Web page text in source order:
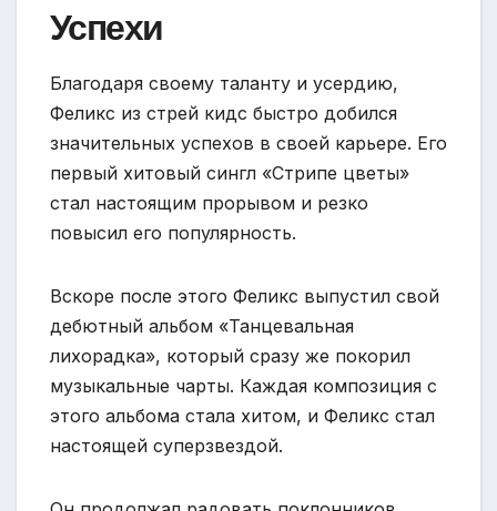
Успехи
Благодаря своему таланту и усердию,
Феликс из стрей кидс быстро добился
значительных успехов в своей карьере. Его
первый хитовый сингл «Стрипе цветы»
стал настоящим прорывом и резко
повысил его популярность.
Вскоре после этого Феликс выпустил свой
дебютный альбом «Танцевальная
лихорадка», который сразу же покорил
музыкальные чарты. Каждая композиция с
этого альбома стала хитом, и Феликс стал
настоящей суперзвездой.